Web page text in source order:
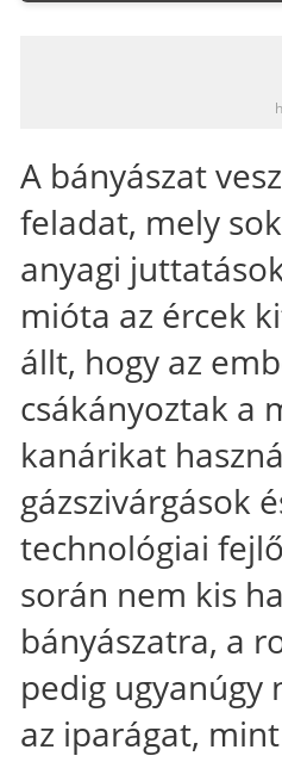
A bányászat
feladat, mely
anyagi
mióta az ércek
állt, hogy az
csákányoztak a
kanárikat
gázszivárgások
technológiai
során nem kis
bányászatra, a
pedig ugyanúgy
az iparágat,